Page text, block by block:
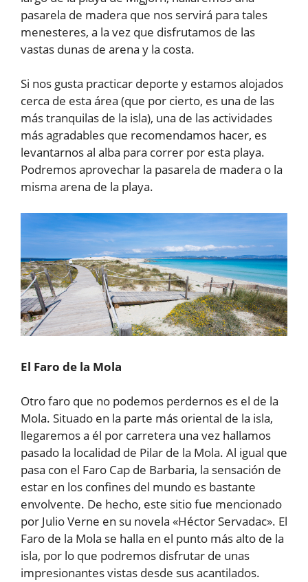
pasarela de madera que nos servirá para tales
menesteres, a la vez que disfrutamos de las
vastas dunas de arena y la costa.
Si nos gusta practicar deporte y estamos alojados
cerca de esta área (que por cierto, es una de las
más tranquilas de la isla), una de las actividades
más agradables que recomendamos hacer, es
levantarnos al alba para correr por esta playa.
Podremos aprovechar la pasarela de madera o la
misma arena de la playa.
El Faro de la Mola
Otro faro que no podemos perdernos es el de la
Mola. Situado en la parte más oriental de la isla,
llegaremos a él por carretera una vez hallamos
pasado la localidad de Pilar de la Mola. Al igual que
pasa con el Faro Cap de Barbaria, la sensación de
estar en los confines del mundo es bastante
envolvente. De hecho, este sitio fue mencionado
por Julio Verne en su novela «Héctor Servadac». El
Faro de la Mola se halla en el punto más alto de la
isla, por lo que podremos disfrutar de unas
impresionantes vistas desde sus acantilados.